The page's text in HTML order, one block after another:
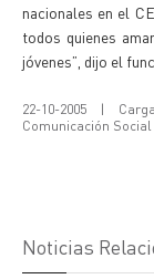
nacionales en el
todos quienes
jóvenes”, dijo el
22-10-2005 |
Comunicación Social
Noticias